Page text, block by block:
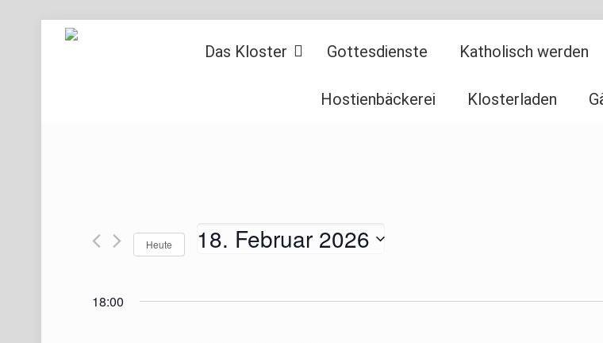
Das Kloster Gottesdienste Katholisch werden
Hostienbäckerei Klosterladen
Heute 18. Februar 2026
18:00